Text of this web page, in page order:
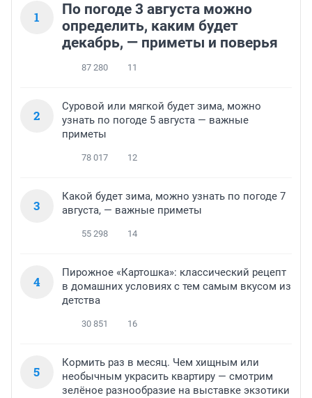
1
По погоде 3 августа можно
определить, каким будет
декабрь, — приметы и поверья
87 280 11
2
Суровой или мягкой будет зима, можно
узнать по погоде 5 августа — важные
приметы
78 017 12
3
Какой будет зима, можно узнать по погоде 7
августа, — важные приметы
55 298 14
4
Пирожное «Картошка»: классический рецепт
в домашних условиях с тем самым вкусом из
детства
30 851 16
5
Кормить раз в месяц. Чем хищным или
необычным украсить квартиру — смотрим
зелёное разнообразие на выставке экзотики